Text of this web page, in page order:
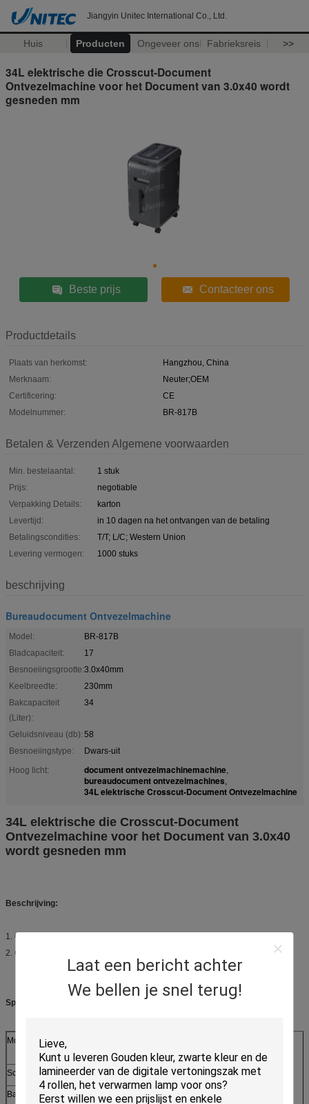
Jiangyin Unitec International Co., Ltd.
Huis Producten Ongeveer ons Fabrieksreis >>
Laat een bericht achter
We bellen je snel terug!
34L elektrische die Crosscut-Document
Ontvezelmachine voor het Document van 3.0x40 wordt
gesneden mm
Beste prijs Contacteer ons
Productdetails
Plaats van herkomst:
Hangzhou, China
Merknaam:
Neuter;OEM
Certificering:
CE
Modelnummer:
BR-817B
Betalen & Verzenden Algemene voorwaarden
Min. bestelaantal:
1 stuk
Prijs:
negotiable
Verpakking Details:
karton
Levertijd:
in 10 dagen na het ontvangen van de betaling
Betalingscondities:
T/T; L/C; Western Union
Levering vermogen:
1000 stuks
beschrijving
Bureaudocument Ontvezelmachine
Model:
BR-817B
Bladcapaciteit:
17
Besnoeiingsgrootte:3.0x40mm
Keelbreedte:
230mm
Bakcapaciteit
(Liter):
34
Geluidsniveau (db): 58
Besnoeiingstype:
Dwars-uit
Hoog licht:
document ontvezelmachinemachine,
bureaudocument ontvezelmachines,
34L elektrische Crosscut-Document Ontvezelmachine
34L elektrische die Crosscut-Document
Ontvezelmachine voor het Document van 3.0x40
wordt gesneden mm
Beschrijving:
1. Gemakkelijke verrichting
2. Goede vooruitzichten
Specificaties:
Model
Scherpe grootte 3.0 x 40mm
Bakvolume 34L